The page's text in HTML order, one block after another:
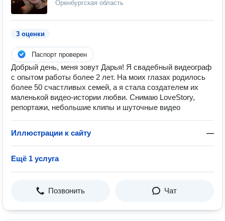
Оренбургская область
3 оценки
Паспорт проверен
Добрый день, меня зовут Дарья! Я свадебный видеограф
с опытом работы более 2 лет. На моих глазах родилось
более 50 счастливых семей, а я стала создателем их
маленькой видео-истории любви. Снимаю LoveStory,
репортажи, небольшие клипы и шуточные видео
Иллюстрации к сайту —
Ещё 1 услуга
Позвонить Чат